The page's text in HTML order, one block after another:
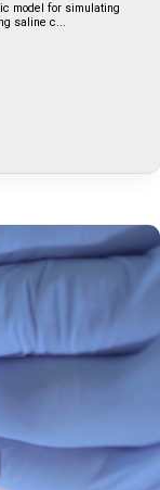
model for simulating
saline c...